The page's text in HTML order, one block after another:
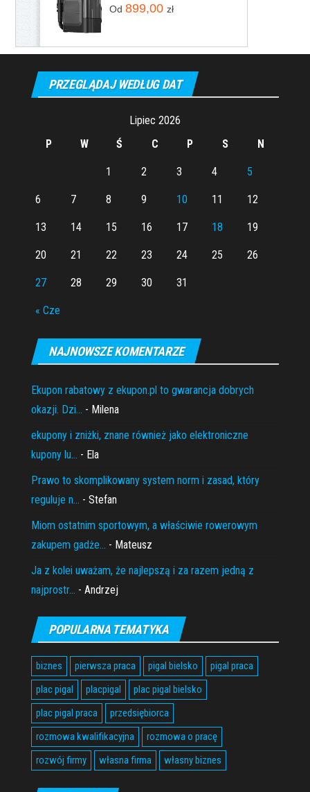
Od 899,00 zł
PRZEGLĄDAJ WEDŁUG DAT
Lipiec 2026
P
W Ś C P S N
« Cze
1 2 3 4 5
6 7 8 9 10 11 12
13 14 15 16 17 18 19
20 21 22 23 24 25 26
27 28 29 30 31
NAJNOWSZE KOMENTARZE
Ekupon rabatowy z ekupon.pl to gwarancja dobrych
okazji. Dzi... - Milena
ekupony i zniżki, znane również jako elektroniczne
kupony lu... - Ela
Prawo to skomplikowany system norm i zasad, który
reguluje n... - Stefan
Miom ostatnim sportowym, a właściwie rowerowym
zakupem gadże... - Mateusz
Ja z kolei uważam, że najlepszą i za razem jedną z
najprostr... - Andrzej
POPULARNA TEMATYKA
biznes pierwsza praca pigal bielsko
pigal praca
plac pigal
placpigal
plac pigal bielsko
plac pigal praca
przedsiębiorca
rozmowa kwalifikacyjna
rozmowa o pracę
rozwój firmy
własna firma własny biznes